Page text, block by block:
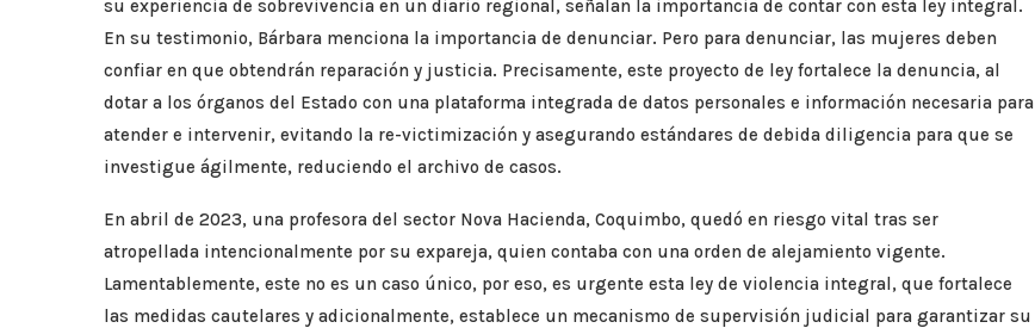
su experiencia de sobrevivencia en un diario regional, señalan la importancia de contar con esta ley integral.
En su testimonio, Bárbara menciona la importancia de denunciar. Pero para denunciar, las mujeres deben
confiar en que obtendrán reparación y justicia. Precisamente, este proyecto de ley fortalece la denuncia, al
dotar a los órganos del Estado con una plataforma integrada de datos personales e información necesaria para
atender e intervenir, evitando la re-victimización y asegurando estándares de debida diligencia para que se
investigue ágilmente, reduciendo el archivo de casos.
En abril de 2023, una profesora del sector Nova Hacienda, Coquimbo, quedó en riesgo vital tras ser
atropellada intencionalmente por su expareja, quien contaba con una orden de alejamiento vigente.
Lamentablemente, este no es un caso único, por eso, es urgente esta ley de violencia integral, que fortalece
las medidas cautelares y adicionalmente, establece un mecanismo de supervisión judicial para garantizar su